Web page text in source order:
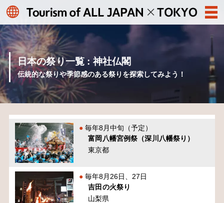
日本の祭り一覧 : 神社仏閣
伝統的な祭りや季節感のある祭りを探索してみよう！
毎年8月中旬（予定）
富岡八幡宮例祭（深川八幡祭り）
東京都
毎年8月26日、27日
吉田の火祭り
山梨県